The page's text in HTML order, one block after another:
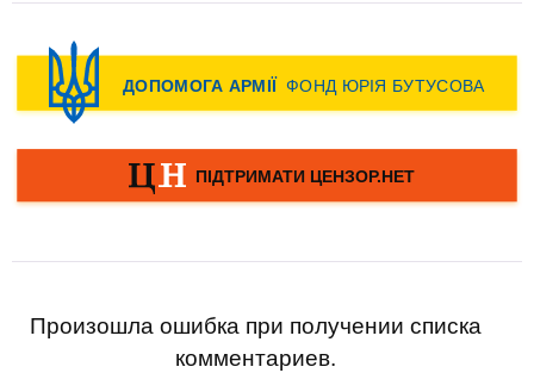
Произошла ошибка при получении списка
комментариев.